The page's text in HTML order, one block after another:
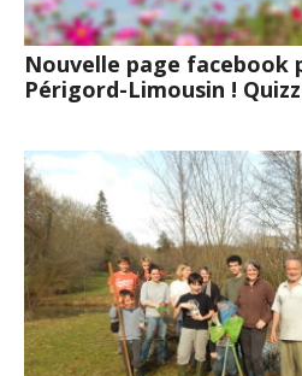
Nouvelle page facebook
Périgord-Limousin ! Quizz